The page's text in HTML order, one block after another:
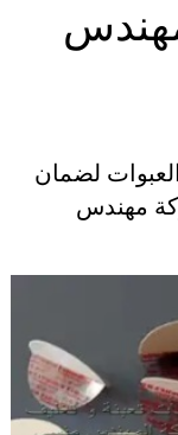
لضمان
مهندس